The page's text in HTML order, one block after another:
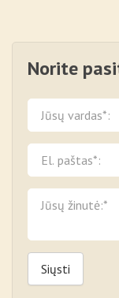
Norite
Siųsti